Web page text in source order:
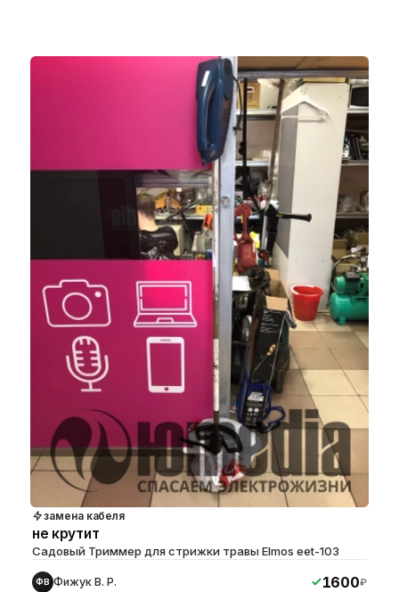
замена кабеля
не крутит
Садовый Триммер для стрижки травы Elmos eet-103
ФВ Фижук В. Р. 1600₽